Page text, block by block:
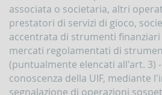
Contrasto
all'attività
dei
Paesi
che
minacciano
pace
associata o societaria, altri
prestatori di servizi di gioco,
accentrata di strumenti
mercati regolamentati di
(puntualmente elencati all'art. 3)
conoscenza della UIF, mediante
segnalazione di operazioni